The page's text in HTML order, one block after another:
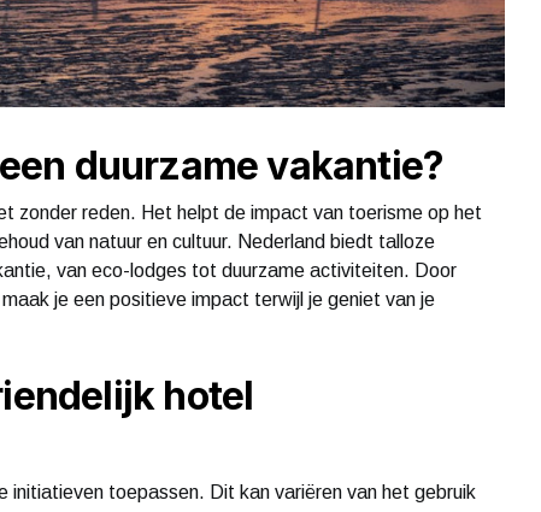
duurzame vakantie?
zonder reden. Het helpt de impact van toerisme op het
van natuur en cultuur. Nederland biedt talloze
van eco-lodges tot duurzame activiteiten. Door
je een positieve impact terwijl je geniet van je
hotel
initiatieven toepassen. Dit kan variëren van het gebruik